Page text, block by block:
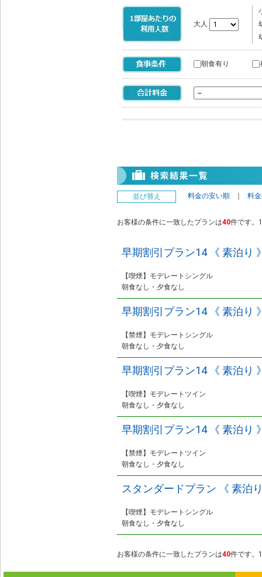
大人
朝食有り
並び替え 料金の安い順 料
お客様の条件に一致したプランは40件です。
早期割引プラン14 《 素泊り
【喫煙】モデレートシングル
朝食なし・夕食なし
早期割引プラン14 《 素泊り
【禁煙】モデレートシングル
朝食なし・夕食なし
早期割引プラン14 《 素泊り
【喫煙】モデレートツイン
朝食なし・夕食なし
早期割引プラン14 《 素泊り
【禁煙】モデレートツイン
朝食なし・夕食なし
スタンダードプラン 《 素泊
【喫煙】モデレートシングル
朝食なし・夕食なし
お客様の条件に一致したプランは40件です。